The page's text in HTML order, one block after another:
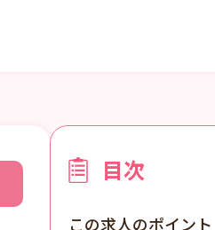
目次
この求人のポイント